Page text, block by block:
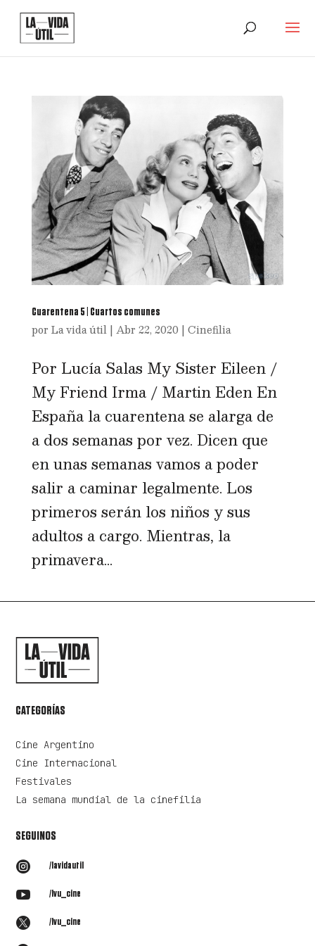
Cuarentena 5 | Cuartos comunes
por La vida útil| Abr 22, 2020 | Cinefilia
Por Lucía Salas My Sister Eileen /
My Friend Irma / Martin Eden En
España la cuarentena se alarga de
a dos semanas por vez. Dicen que
en unas semanas vamos a poder
salir a caminar legalmente. Los
primeros serán los niños y sus
adultos a cargo. Mientras, la
primavera...
CATEGORÍAS
Cine Argentino
Cine Internacional
Festivales
La semana mundial de la cinefilia
SEGUINOS
 /lavidautil
 /lvu_cine
 /lvu_cine